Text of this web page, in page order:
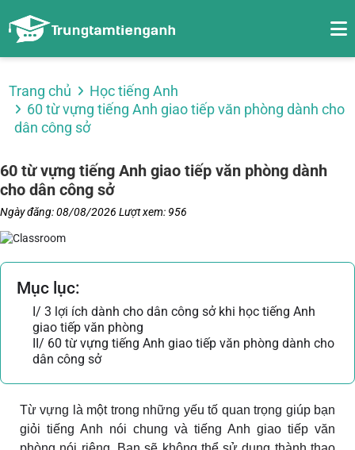
Trang chủ
Học tiếng Anh
60 từ vựng tiếng Anh giao tiếp văn phòng dành cho
dân công sở
60 từ vựng tiếng Anh giao tiếp văn phòng dành
cho dân công sở
Ngày đăng: 08/08/2026 Lượt xem: 956
Mục lục:
I/ 3 lợi ích dành cho dân công sở khi học tiếng Anh
giao tiếp văn phòng
II/ 60 từ vựng tiếng Anh giao tiếp văn phòng dành cho
dân công sở
Từ vựng là một trong những yếu tố quan trọng giúp bạn
giỏi tiếng Anh nói chung và tiếng Anh giao tiếp văn